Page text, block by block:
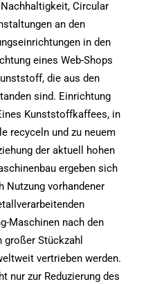
Circular
an den
in den
eines Web-Shops
die aus den
sind. Einrichtung
Kunststoffkaffees, in
recyceln und zu neuem
der aktuell hohen
ergeben sich
Nutzung vorhandener
Maschinen nach den
großer Stückzahl
vertrieben werden.
nur zur Reduzierung des